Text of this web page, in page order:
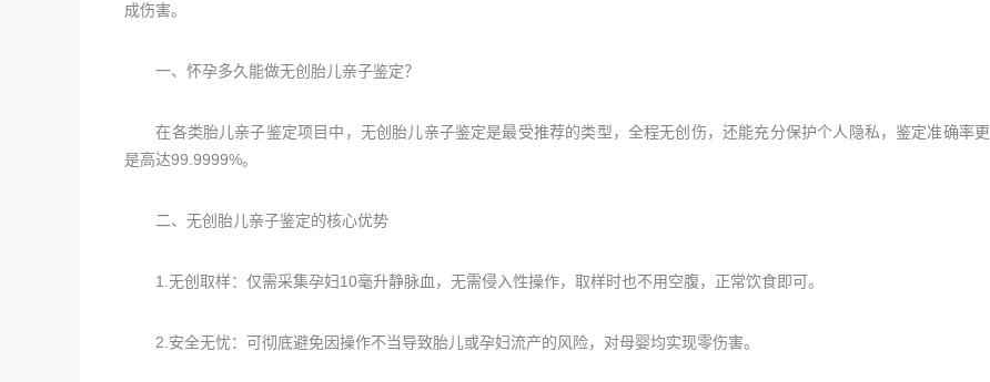
成伤害。
一、怀孕多久能做无创胎儿亲子鉴定？
在各类胎儿亲子鉴定项目中，无创胎儿亲子鉴定是最受推荐的类型，全程无创伤，还能充分保护个人隐私，鉴定准确率更
是高达99.9999%。
二、无创胎儿亲子鉴定的核心优势
1.无创取样：仅需采集孕妇10毫升静脉血，无需侵入性操作，取样时也不用空腹，正常饮食即可。
2.安全无忧：可彻底避免因操作不当导致胎儿或孕妇流产的风险，对母婴均实现零伤害。